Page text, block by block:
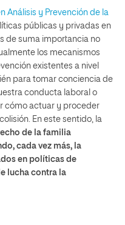
Análisis y Prevención de la
públicas y privadas en
de suma importancia no
los mecanismos
existentes a nivel
para tomar conciencia de
conducta laboral o
cómo actuar y proceder
En este sentido, la
de la familia
cada vez más, la
en políticas de
lucha contra la